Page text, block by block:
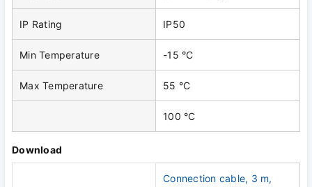
IP Rating IP50
Min Temperature -15 °C
Max Temperature 55 °C
100 °C
Download
Connection cable, 3 m,